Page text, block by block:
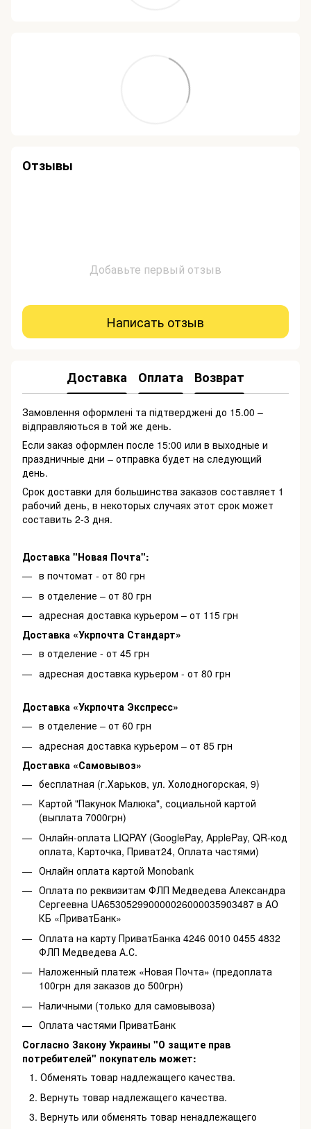
Отзывы
Добавьте первый отзыв
Написать отзыв
Доставка Оплата Возврат
Замовлення оформлені та підтверджені до 15.00 –
відправляються в той же день.
Если заказ оформлен после 15:00 или в выходные и
праздничные дни – отправка будет на следующий
день.
Срок доставки для большинства заказов составляет 1
рабочий день, в некоторых случаях этот срок может
составить 2-3 дня.
Доставка "Новая Почта":
в почтомат - от 80 грн
в отделение – от 80 грн
адресная доставка курьером – от 115 грн
Доставка «Укрпочта Стандарт»
в отделение - от 45 грн
адресная доставка курьером - от 80 грн
Доставка «Укрпочта Экспресс»
в отделение – от 60 грн
адресная доставка курьером – от 85 грн
Доставка «Самовывоз»
бесплатная (г.Харьков, ул. Холодногорская, 9)
Картой "Пакунок Малюка", социальной картой
(выплата 7000грн)
Онлайн-оплата LIQPAY (GooglePay, ApplePay, QR-код
оплата, Карточка, Приват24, Оплата частями)
Онлайн оплата картой Monobank
Оплата по реквизитам ФЛП Медведева Александра
Сергеевна UA653052990000026000035903487 в АО
КБ «ПриватБанк»
Оплата на карту ПриватБанка 4246 0010 0455 4832
ФЛП Медведева А.С.
Наложенный платеж «Новая Почта» (предоплата
100грн для заказов до 500грн)
Наличными (только для самовывоза)
Оплата частями ПриватБанк
Согласно Закону Украины "О защите прав
потребителей" покупатель может:
Обменять товар надлежащего качества.
Вернуть товар надлежащего качества.
Вернуть или обменять товар ненадлежащего